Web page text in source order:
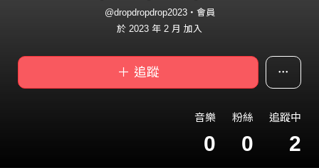
@dropdropdrop2023・會員
於 2023 年 2 月 加入
＋ 追蹤
音樂
0
粉絲
0
追蹤中
2